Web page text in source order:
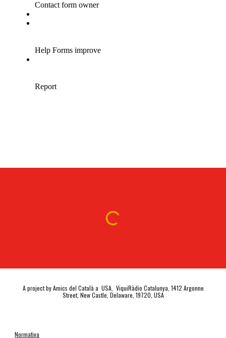
A project by Amics del Català a USA, ViquiRàdio Catalunya, 1412 Argonne
Street, New Castle, Delaware, 19720, USA
Normativa